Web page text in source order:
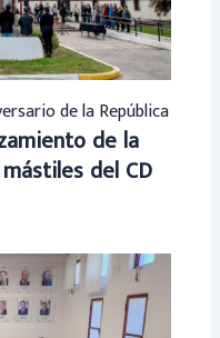
de la República
de la
del CD